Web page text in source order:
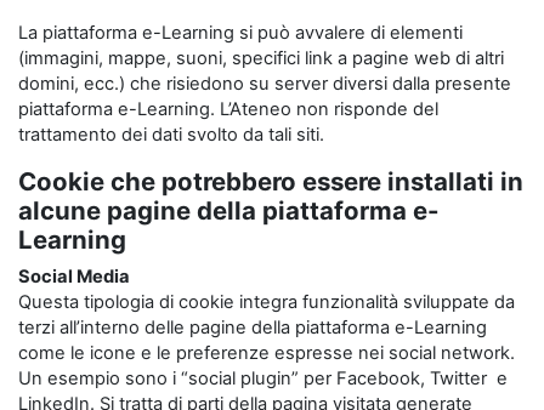
La piattaforma e-Learning si può avvalere di elementi
(immagini, mappe, suoni, specifici link a pagine web di altri
domini, ecc.) che risiedono su server diversi dalla presente
piattaforma e-Learning. L’Ateneo non risponde del
trattamento dei dati svolto da tali siti.
Cookie che potrebbero essere installati in
alcune pagine della piattaforma e-
Learning
Social Media
Questa tipologia di cookie integra funzionalità sviluppate da
terzi all’interno delle pagine della piattaforma e-Learning
come le icone e le preferenze espresse nei social network.
Un esempio sono i “social plugin” per Facebook, Twitter e
LinkedIn. Si tratta di parti della pagina visitata generate